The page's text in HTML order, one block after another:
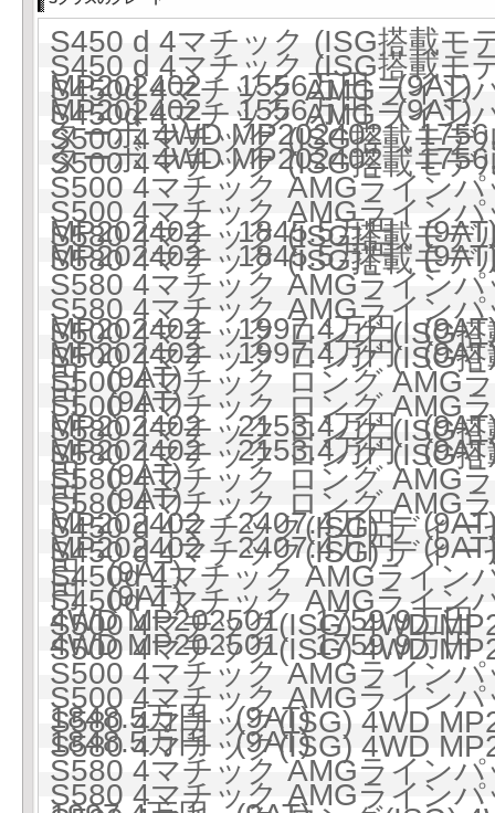
S450 d 4マチック (ISG搭載モ
MP202402 1556万円 (9AT)
S450 d 4マチック (ISG搭載モ
MP202402 1556万円 (9AT)
S450d 4マチック AMGライン
ターボ 4WD MP202402
S450d 4マチック AMGライン
ターボ 4WD MP202402
S500 4マチック (ISG搭載モ
S500 4マチック (ISG搭載モ
S500 4マチック AMGライン
MP202402 1845.5万円
S500 4マチック AMGライン
MP202402 1845.5万円
S580 4マチック (ISG搭載モ
S580 4マチック (ISG搭載モ
S580 4マチック AMGライン
MP202402 1997.4万円
S580 4マチック AMGライン
MP202402 1997.4万円
S500 4マチック ロング (ISG
円 (9AT)
S500 4マチック ロング (ISG
円 (9AT)
S500 4マチック ロング AMG
MP202402 2153.4万円
S500 4マチック ロング AMG
MP202402 2153.4万円
S580 4マチック ロング (ISG
円 (9AT)
S580 4マチック ロング (ISG
円 (9AT)
S580 4マチック ロング AMG
MP202402 2407.4万円
S580 4マチック ロング AMG
MP202402 2407.4万円
S450 d 4マチック(ISG) ディ
円 (9AT)
S450 d 4マチック(ISG) ディ
円 (9AT)
S450d 4マチック AMGライン
4WD MP202501 1759.9万円
S450d 4マチック AMGライン
4WD MP202501 1759.9万円
S500 4マチック(ISG) 4WD
S500 4マチック(ISG) 4WD
S500 4マチック AMGライン
1848.5万円 (9AT)
S500 4マチック AMGライン
1848.5万円 (9AT)
S580 4マチック(ISG) 4WD
S580 4マチック(ISG) 4WD
S580 4マチック AMGライン
S580 4マチック AMGライン